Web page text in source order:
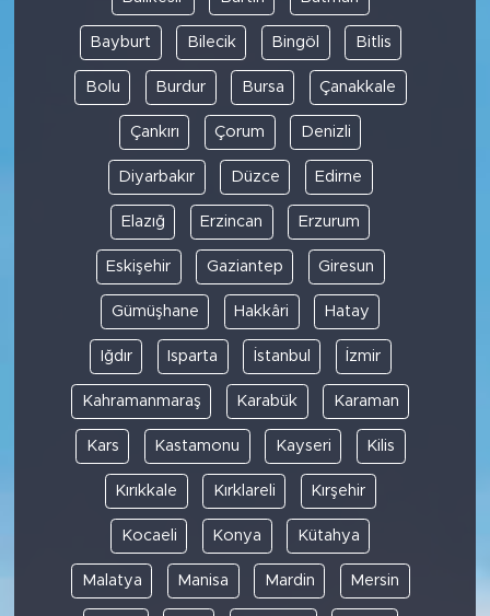
Bayburt Bilecik Bingöl Bitlis
Bolu Burdur Bursa Çanakkale
Çankırı Çorum Denizli
Diyarbakır Düzce Edirne
Elazığ Erzincan Erzurum
Eskişehir Gaziantep Giresun
Gümüşhane Hakkâri Hatay
Iğdır Isparta İstanbul İzmir
Kahramanmaraş Karabük Karaman
Kars Kastamonu Kayseri Kilis
Kırıkkale Kırklareli Kırşehir
Kocaeli Konya Kütahya
Malatya Manisa Mardin Mersin